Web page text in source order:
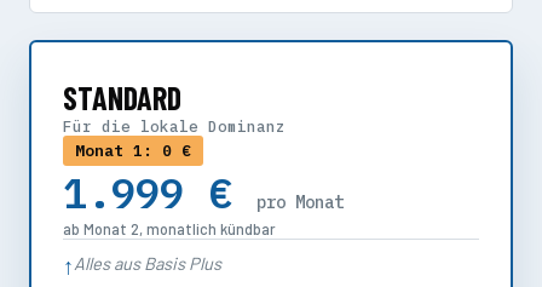
STANDARD
Für die lokale Dominanz
Monat 1: 0 €
1.999 € pro Monat
ab Monat 2, monatlich kündbar
Alles aus Basis Plus